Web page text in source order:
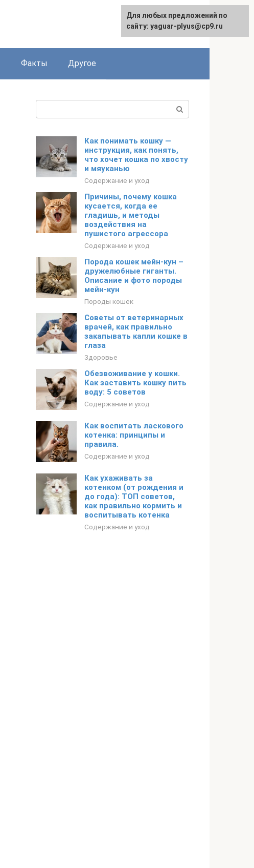
Факты Другое
Как понимать кошку —
инструкция, как понять,
что хочет кошка по хвосту
и мяуканью
Содержание и уход
Причины, почему кошка
кусается, когда ее
гладишь, и методы
воздействия на
пушистого агрессора
Содержание и уход
Порода кошек мейн-кун –
дружелюбные гиганты.
Описание и фото породы
мейн-кун
Породы кошек
Советы от ветеринарных
врачей, как правильно
закапывать капли кошке в
глаза
Здоровье
Обезвоживание у кошки.
Как заставить кошку пить
воду: 5 советов
Содержание и уход
Как воспитать ласкового
котенка: принципы и
правила.
Содержание и уход
Как ухаживать за
котенком (от рождения и
до года): ТОП советов,
как правильно кормить и
воспитывать котенка
Содержание и уход
Для любых предложений по
сайту: yaguar-plyus@cp9.ru